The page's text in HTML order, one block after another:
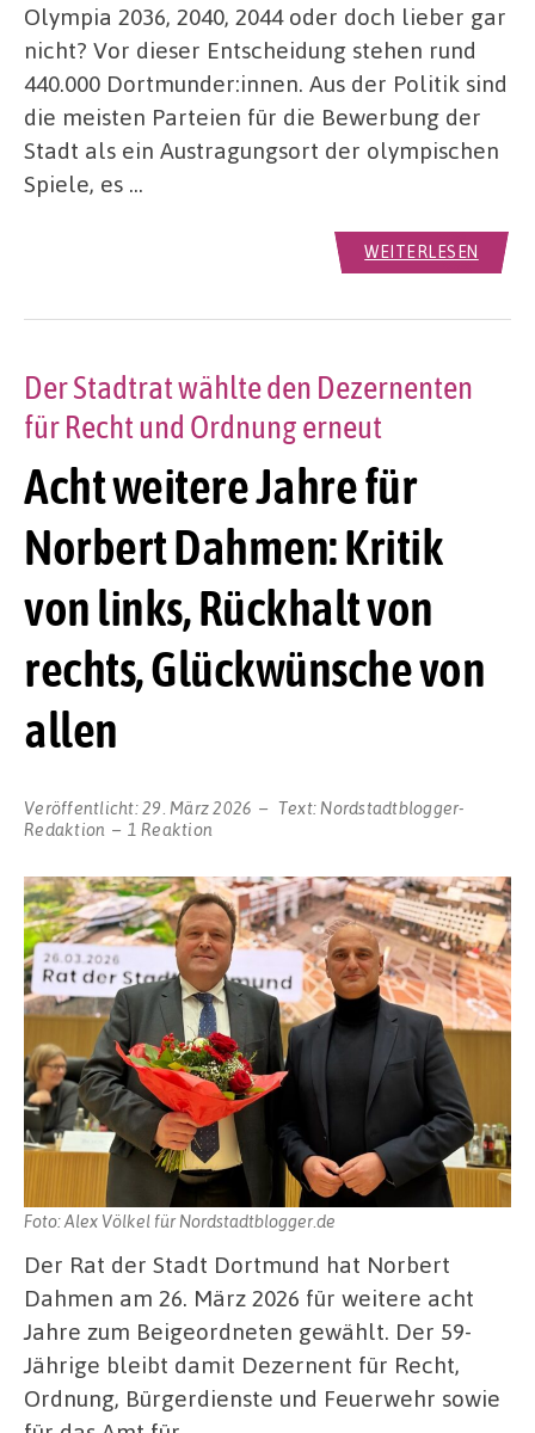
Olympia 2036, 2040, 2044 oder doch lieber gar
nicht? Vor dieser Entscheidung stehen rund
440.000 Dortmunder:innen. Aus der Politik sind
die meisten Parteien für die Bewerbung der
Stadt als ein Austragungsort der olympischen
Spiele, es …
WEITERLESEN
Acht weitere Jahre für
Norbert Dahmen: Kritik
von links, Rückhalt von
rechts, Glückwünsche von
allen
Der Stadtrat wählte den Dezernenten
für Recht und Ordnung erneut
Veröffentlicht:29. März 2026 Text: Nordstadtblogger-
Redaktion
1 Reaktion
Foto: Alex Völkel für Nordstadtblogger.de
Der Rat der Stadt Dortmund hat Norbert
Dahmen am 26. März 2026 für weitere acht
Jahre zum Beigeordneten gewählt. Der 59-
Jährige bleibt damit Dezernent für Recht,
Ordnung, Bürgerdienste und Feuerwehr sowie